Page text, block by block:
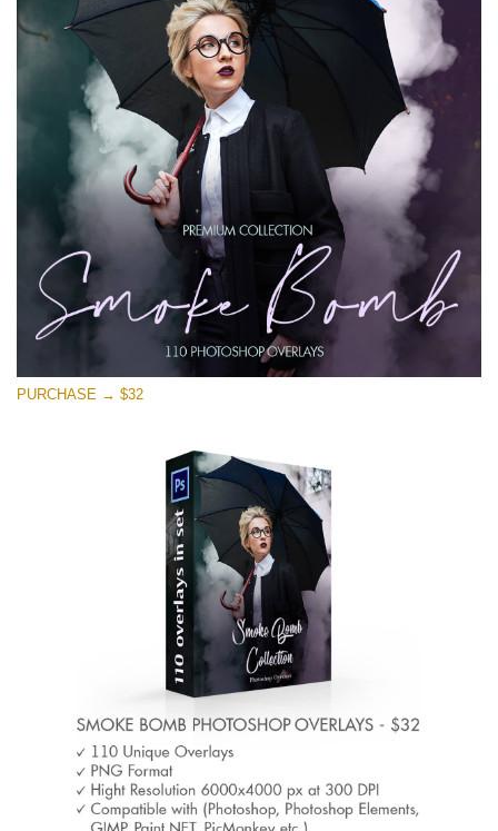
Free download
PURCHASE → $32